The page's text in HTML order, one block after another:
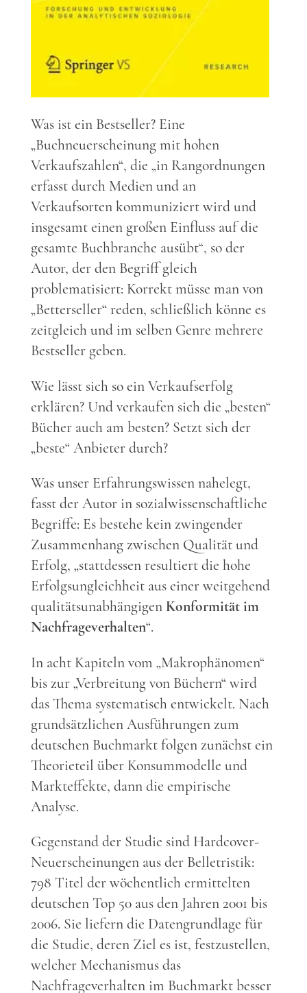
Was ist ein Bestseller? Eine
„Buchneuerscheinung mit hohen
Verkaufszahlen“, die „in Rangordnungen
erfasst durch Medien und an
Verkaufsorten kommuniziert wird und
insgesamt einen großen Einfluss auf die
gesamte Buchbranche ausübt“, so der
Autor, der den Begriff gleich
problematisiert: Korrekt müsse man von
„Betterseller“ reden, schließlich könne es
zeitgleich und im selben Genre mehrere
Bestseller geben.
Wie lässt sich so ein Verkaufserfolg
erklären? Und verkaufen sich die „besten“
Bücher auch am besten? Setzt sich der
„beste“ Anbieter durch?
Was unser Erfahrungswissen nahelegt,
fasst der Autor in sozialwissenschaftliche
Begriffe: Es bestehe kein zwingender
Zusammenhang zwischen Qualität und
Erfolg, „stattdessen resultiert die hohe
Erfolgsungleichheit aus einer weitgehend
qualitätsunabhängigen Konformität im
Nachfrageverhalten“.
In acht Kapiteln vom „Makrophänomen“
bis zur „Verbreitung von Büchern“ wird
das Thema systematisch entwickelt. Nach
grundsätzlichen Ausführungen zum
deutschen Buchmarkt folgen zunächst ein
Theorieteil über Konsummodelle und
Markteffekte, dann die empirische
Analyse.
Gegenstand der Studie sind Hardcover-
Neuerscheinungen aus der Belletristik:
798 Titel der wöchentlich ermittelten
deutschen Top 50 aus den Jahren 2001 bis
2006. Sie liefern die Datengrundlage für
die Studie, deren Ziel es ist, festzustellen,
welcher Mechanismus das
Nachfrageverhalten im Buchmarkt besser